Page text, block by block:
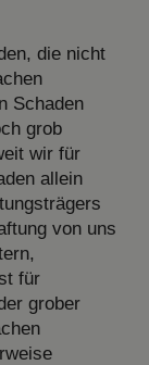
die nicht
Schaden
grob
wir für
allein
von uns
für
grober